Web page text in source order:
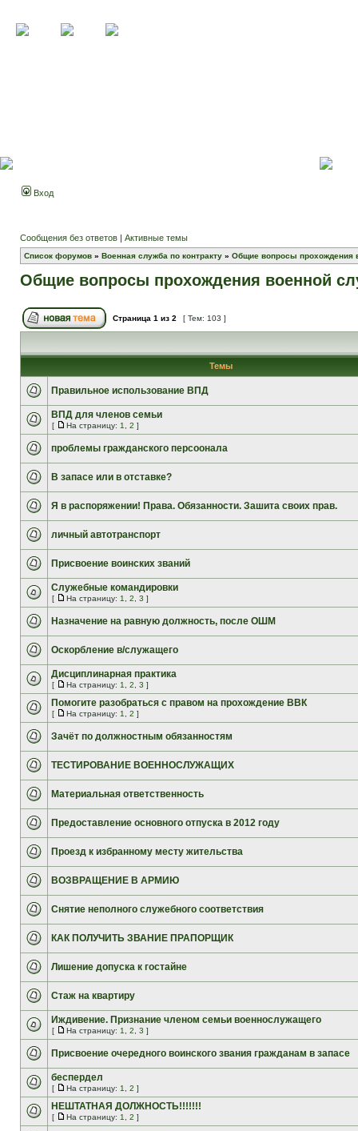
Вход
Сообщения без ответов | Активные темы
Список форумов » Военная служба по контракту » Общие вопросы прохождения
Общие вопросы прохождения военной
Страница 1 из 2 [ Тем: 103 ]
Темы
Правильное использование ВПД
ВПД для членов семьи
[ На страницу: 1 2 ]
проблемы гражданского персоонала
В запасе или в отставке?
Я в распоряжении! Права. Обязанности. Зашита своих прав.
личный автотранспорт
Присвоение воинских званий
Служебные командировки
[ На страницу: 1 2 3 ]
Назначение на равную должность, после ОШМ
Оскорбление в/служащего
Дисциплинарная практика
[ На страницу: 1 2 3 ]
Помогите разобраться с правом на прохождение ВВК
[ На страницу: 1 2 ]
Зачёт по должностным обязанностям
ТЕСТИРОВАНИЕ ВОЕННОСЛУЖАЩИХ
Материальная ответственность
Предоставление основного отпуска в 2012 году
Проезд к избранному месту жительства
ВОЗВРАЩЕНИЕ В АРМИЮ
Снятие неполного служебного соответствия
КАК ПОЛУЧИТЬ ЗВАНИЕ ПРАПОРЩИК
Лишение допуска к гостайне
Стаж на квартиру
Иждивение. Признание членом семьи военнослужащего
[ На страницу: 1 2 3 ]
Присвоение очередного воинского звания гражданам в запасе
беспердел
[ На страницу: 1 2 ]
НЕШТАТНАЯ ДОЛЖНОСТЬ!!!!!!!
[ На страницу: 1 2 ]